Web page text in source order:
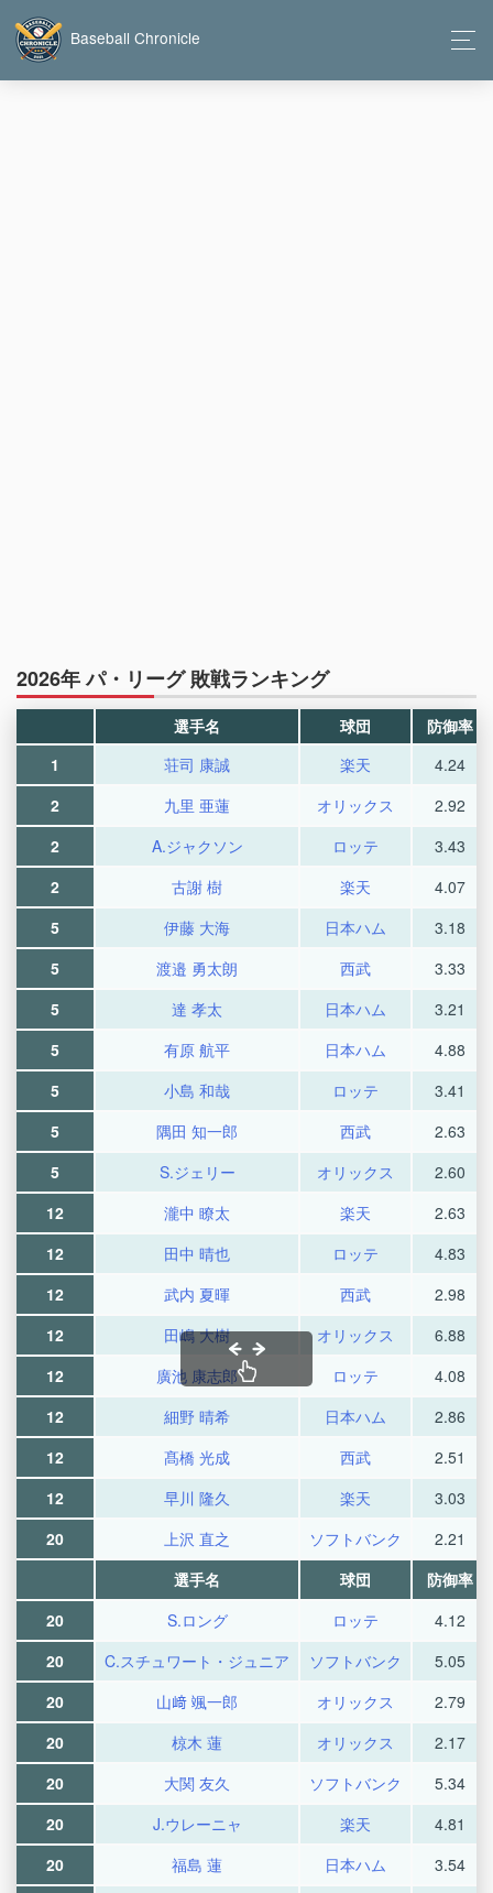
Baseball Chronicle
2026年 パ・リーグ 敗戦ランキング
選手名 球団
防御率
1
荘司 康誠 楽天
4.24
2
九里 亜蓮 オリックス
2.92
2
A.ジャクソン ロッテ
3.43
2
古謝 樹 楽天
4.07
5
伊藤 大海 日本ハム
3.18
5
渡邉 勇太朗 西武
3.33
5
達 孝太 日本ハム
3.21
5
有原 航平 日本ハム
4.88
5
小島 和哉 ロッテ
3.41
5
隅田 知一郎 西武
2.63
5
S.ジェリー オリックス
2.60
12
瀧中 瞭太 楽天
2.63
12
田中 晴也 ロッテ
4.83
12
武内 夏暉 西武
2.98
12
田嶋 大樹 オリックス
6.88
12
廣池 康志郎 ロッテ
4.08
12
細野 晴希 日本ハム
2.86
12
髙橋 光成 西武
2.51
12
早川 隆久 楽天
3.03
20
上沢 直之 ソフトバンク
2.21
選手名
球団
防御率
20
S.ロング ロッテ
4.12
20
C.スチュワート・ジュニア ソフトバンク
5.05
20
山﨑 颯一郎 オリックス
2.79
20
椋木 蓮 オリックス
2.17
20
大関 友久 ソフトバンク
5.34
20
J.ウレーニャ 楽天
4.81
20
福島 蓮 日本ハム
3.54